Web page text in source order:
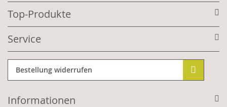
Top-Produkte
Service
Bestellung widerrufen
Informationen